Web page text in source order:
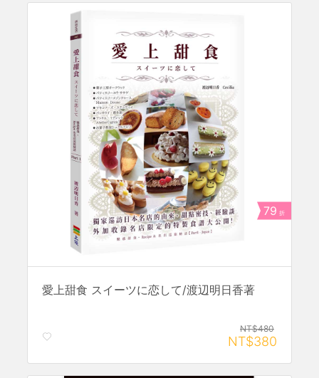
79 折
愛上甜食 スイーツに恋して/渡辺明日香著
NT$480
NT$380